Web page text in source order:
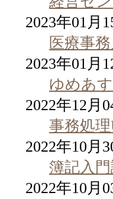
2023年01月
医療事
2023年01月
ゆめあ
2022年12月
事務処
2022年10月
簿記入
2022年10月